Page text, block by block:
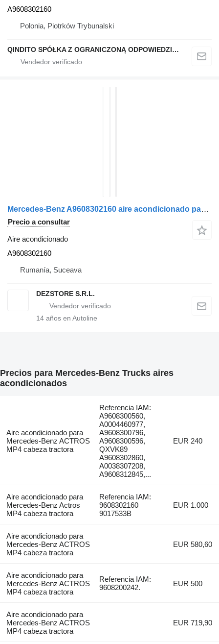
A9608302160
Polonia, Piotrków Trybunalski
QINDITO SPÓŁKA Z OGRANICZONĄ ODPOWIEDZIALNOŚCIĄ
Mercedes-Benz A9608302160 aire acondicionado para Mercedes-Benz ACTROS MP4 cabeza tractora
Precio a consultar
Aire acondicionado
A9608302160
Rumanía, Suceava
DEZSTORE S.R.L.
14 años en Autoline
Precios para Mercedes-Benz Trucks aires
acondicionados
Aire acondicionado para
Mercedes-Benz ACTROS
MP4 cabeza tractora
Referencia IAM:
A9608300560,
A0004460977,
A9608300796,
A9608300596,
QXVK89
A9608302860,
A0038307208,
A9608312845,...
EUR 240
Aire acondicionado para
Mercedes-Benz Actros
MP4 cabeza tractora
Referencia IAM:
9608302160
9017533B
EUR 1.000
Aire acondicionado para
Mercedes-Benz ACTROS
MP4 cabeza tractora
EUR 580,60
Aire acondicionado para
Mercedes-Benz ACTROS
MP4 cabeza tractora
Referencia IAM:
9608200242.
EUR 500
Aire acondicionado para
Mercedes-Benz ACTROS
MP4 cabeza tractora
EUR 719,90